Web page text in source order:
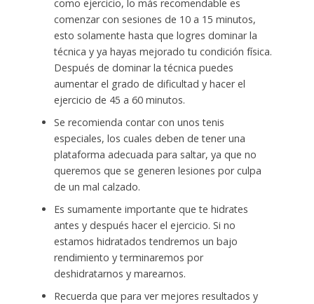
como ejercicio, lo más recomendable es
comenzar con sesiones de 10 a 15 minutos,
esto solamente hasta que logres dominar la
técnica y ya hayas mejorado tu condición física.
Después de dominar la técnica puedes
aumentar el grado de dificultad y hacer el
ejercicio de 45 a 60 minutos.
Se recomienda contar con unos tenis
especiales, los cuales deben de tener una
plataforma adecuada para saltar, ya que no
queremos que se generen lesiones por culpa
de un mal calzado.
Es sumamente importante que te hidrates
antes y después hacer el ejercicio. Si no
estamos hidratados tendremos un bajo
rendimiento y terminaremos por
deshidratarnos y marearnos.
Recuerda que para ver mejores resultados y